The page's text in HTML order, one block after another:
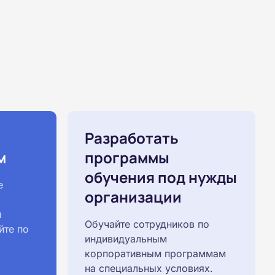
по
Разработать
программы
обучения под нужды
организации
Обучайте сотрудников по
индивидуальным
корпоративным программам
на специальных условиях.